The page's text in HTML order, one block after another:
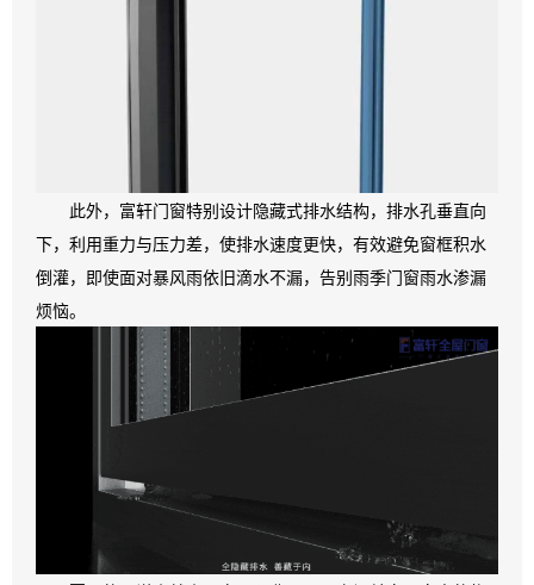
此外，富轩门窗特别设计隐藏式排水结构，排水孔垂直向
下，利用重力与压力差，使排水速度更快，有效避免窗框积水
倒灌，即使面对暴风雨依旧滴水不漏，告别雨季门窗雨水渗漏
烦恼。